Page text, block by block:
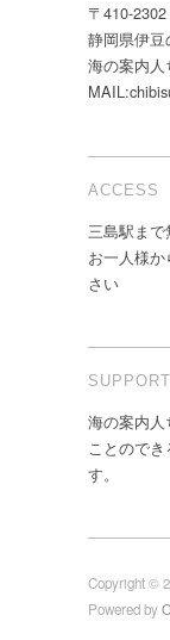
〒410-2302
静岡県伊
海の案内人
ACCESS
三島駅ま
お一人様
さい
SUPPORT
海の案内
ことので
す。
Copyright ©
Powered by